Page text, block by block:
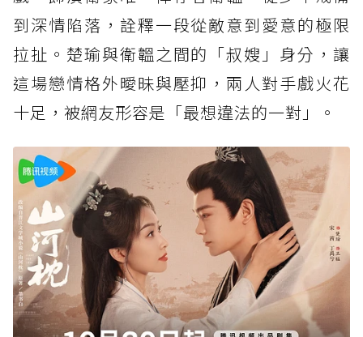
到深情陷落，詮釋一段從敵意到愛意的極限
拉扯。楚瑜與衛韞之間的「叔嫂」身分，讓
這場戀情格外曖昧與壓抑，兩人對手戲火花
十足，被網友形容是「最想違法的一對」。